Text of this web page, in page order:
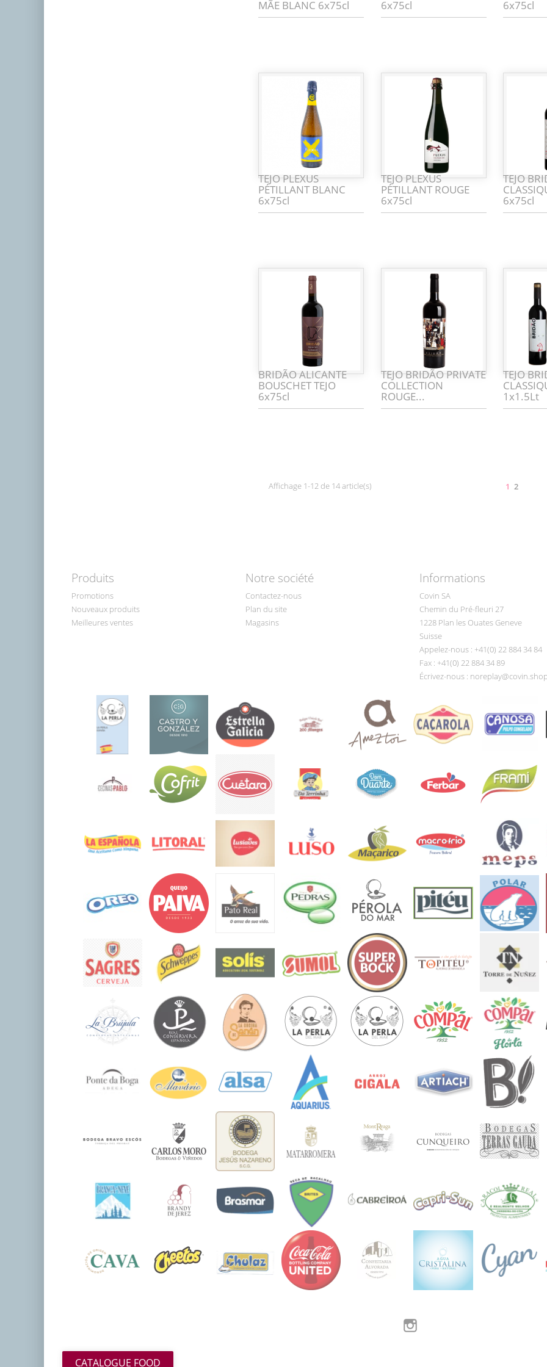
MÃE BLANC 6x75cl 6x75cl 6x75cl
TEJO PLEXUS
PÉTILLANT BLANC
6x75cl
TEJO PLEXUS
PÉTILLANT ROUGE
6x75cl
TEJO
6x75cl
BRIDÃO ALICANTE
BOUSCHET TEJO
6x75cl
TEJO BRIDÃO PRIVATE
COLLECTION
ROUGE...
TEJO
1x1.5Lt
Affichage 1-12 de 14 article(s) 1 2
Produits
Promotions
Nouveaux produits
Meilleures ventes
Notre société
Contactez-nous
Plan du site
Magasins
Informations
Covin SA
Chemin du Pré-fleuri 27
1228 Plan les Ouates Geneve
Suisse
Appelez-nous : +41(0) 22 884 34 84
Fax : +41(0) 22 884 34 89
Écrivez-nous :
CATALOGUE FOOD